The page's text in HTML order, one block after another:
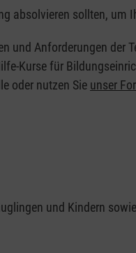
absolvieren sollten, um
und Anforderungen der
Kurse für
oder nutzen Sie unser
und Kindern